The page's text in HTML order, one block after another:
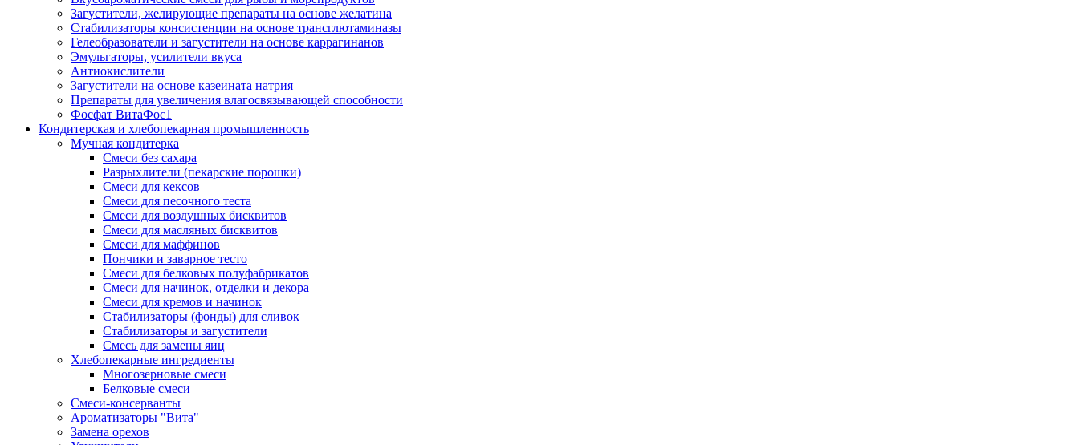
Загустители, желирующие препараты на основе желатина
Стабилизаторы консистенции на основе трансглютаминазы
Гелеобразователи и загустители на основе каррагинанов
Эмульгаторы, усилители вкуса
Антиокислители
Загустители на основе казеината натрия
Препараты для увеличения влагосвязывающей способности
Фосфат ВитаФос1
Кондитерская и хлебопекарная промышленность
Мучная кондитерка
Смеси без сахара
Разрыхлители (пекарские порошки)
Смеси для кексов
Смеси для песочного теста
Смеси для воздушных бисквитов
Смеси для масляных бисквитов
Смеси для маффинов
Пончики и заварное тесто
Cмеси для белковых полуфабрикатов
Смеси для начинок, отделки и декора
Смеси для кремов и начинок
Стабилизаторы (фонды) для сливок
Стабилизаторы и загустители
Смесь для замены яиц
Хлебопекарные ингредиенты
Многозерновые смеси
Белковые смеси
Смеси-консерванты
Ароматизаторы "Вита"
Замена орехов